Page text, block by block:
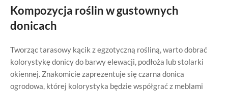
Kompozycja roślin w gustownych
donicach
Tworząc tarasowy kącik z egzotyczną rośliną, warto dobrać
kolorystykę donicy do barwy elewacji, podłoża lub stolarki
okiennej. Znakomicie zaprezentuje się czarna donica
ogrodowa, której kolorystyka będzie współgrać z meblami